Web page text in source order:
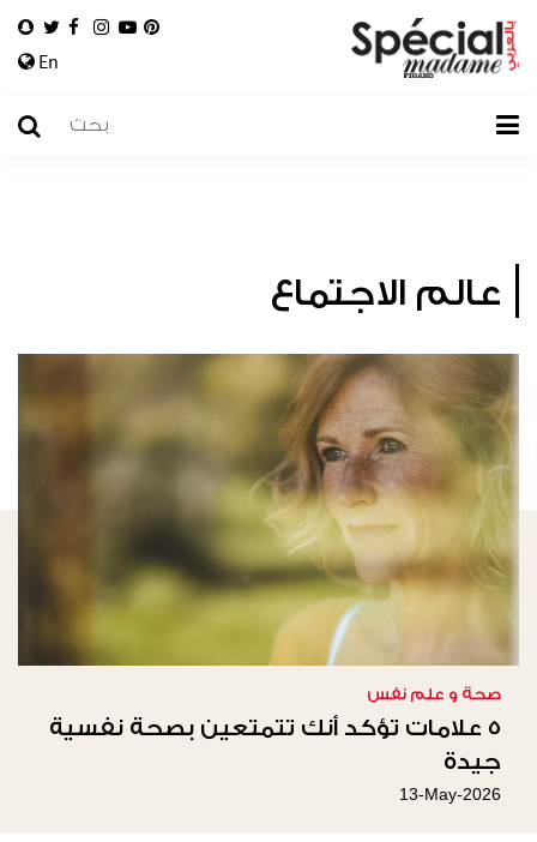
En
عالم الاجتماع
صحة و علم نفس
5 علامات تؤكد أنك تتمتعين بصحة نفسية
جيدة
13-May-2026